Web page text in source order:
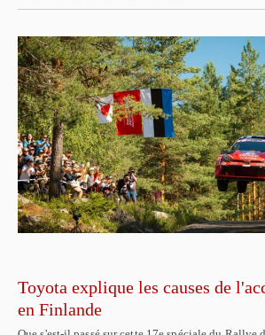
Toyota explique les causes de
en Finlande